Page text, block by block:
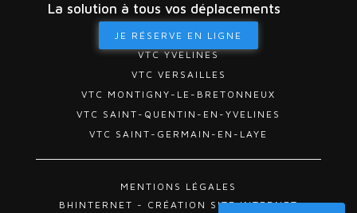
La solution à tous vos déplacements
JE RÉSERVE EN LIGNE
VTC YVELINES
VTC VERSAILLES
VTC MONTIGNY-LE-BRETONNEUX
VTC SAINT-QUENTIN-EN-YVELINES
VTC SAINT-GERMAIN-EN-LAYE
MENTIONS LÉGALES
BHINTERNET - CRÉATION SITE INTERNET